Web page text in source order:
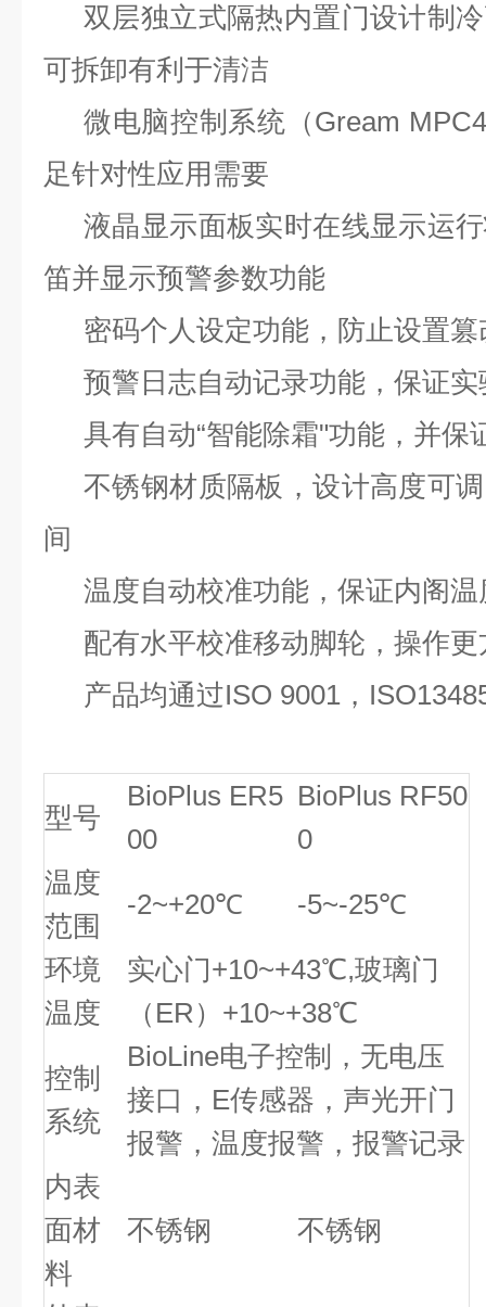
双层独立式隔热内置门设计制
可拆卸有利于清洁
微电脑控制系统（Gream
足针对性应用需要
液晶显示面板实时在线显示运
笛并显示预警参数功能
密码个人设定功能，防止设置
预警日志自动记录功能，保证
具有自动“智能除霜"功能，并保
不锈钢材质隔板，设计高度可
间
温度自动校准功能，保证内阁
配有水平校准移动脚轮，操作更
产品均通过ISO 9001，
型号
BioPlus ER5
00
BioPlus RF50
0
温度
范围
-2~+20℃
-5~-25℃
环境
温度
实心门+10~+43℃,玻璃门
（ER）+10~+38℃
控制
系统
BioLine电子控制，无电压
接口，E传感器，声光开门
报警，温度报警，报警记录
内表
面材
料
不锈钢 不锈钢